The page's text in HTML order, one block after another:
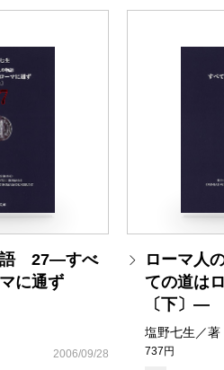
語 27―すべ
に通ず
2006/09/28
ローマ人
ての道は
〔下〕―
塩野七生／著
737円